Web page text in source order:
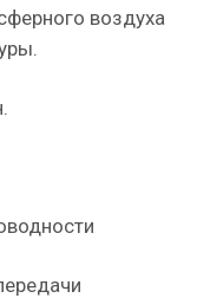
воздуха